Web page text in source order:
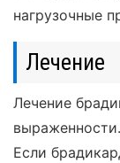
нагрузочные
Лечение
Лечение
выраженности.
Если